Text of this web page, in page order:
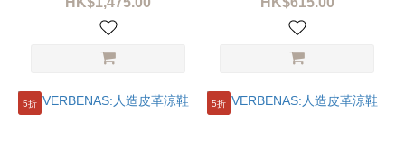
5折 5折